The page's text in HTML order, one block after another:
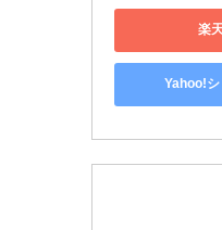
楽
Yahoo!